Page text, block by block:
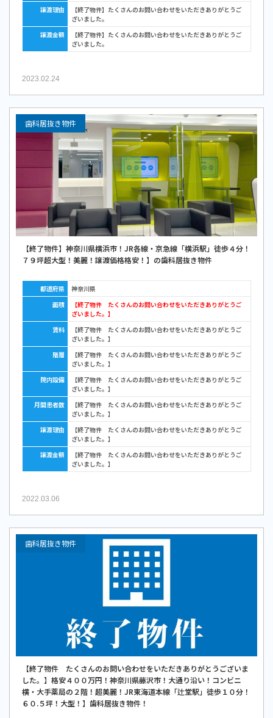
譲渡理由
【終了物件】たくさんのお問い合わせをいただきありがとうご
ざいました。
譲渡金額
【終了物件】たくさんのお問い合わせをいただきありがとうご
ざいました。
2023.02.24
歯科居抜き物件
【終了物件】神奈川県横浜市！JR各線・京急線「横浜駅」徒歩４分！
７９坪超大型！美麗！譲渡価格格安！】の歯科居抜き物件
都道府県
神奈川県
面積
【終了物件 たくさんのお問い合わせをいただきありがとうご
ざいました。】
賃料
【終了物件 たくさんのお問い合わせをいただきありがとうご
ざいました。】
階層
【終了物件 たくさんのお問い合わせをいただきありがとうご
ざいました。】
院内設備
【終了物件 たくさんのお問い合わせをいただきありがとうご
ざいました。】
月間患者数
【終了物件 たくさんのお問い合わせをいただきありがとうご
ざいました。】
譲渡理由
【終了物件 たくさんのお問い合わせをいただきありがとうご
ざいました。】
譲渡金額
【終了物件 たくさんのお問い合わせをいただきありがとうご
ざいました。】
2022.03.06
歯科居抜き物件
【終了物件 たくさんのお問い合わせをいただきありがとうございま
した。】格安４００万円！神奈川県藤沢市！大通り沿い！コンビニ
横・大手薬局の２階！超美麗！JR東海道本線「辻堂駅」徒歩１０分！
６０.５坪！大型！】歯科居抜き物件！